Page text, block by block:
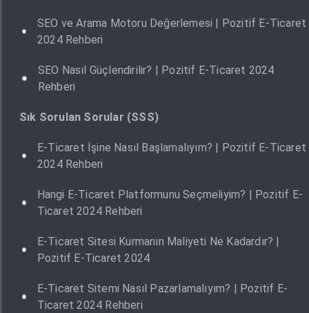
SEO ve Arama Motoru Değerlemesi | Pozitif E-Ticaret
2024 Rehberi
SEO Nasıl Güçlendirilir? | Pozitif E-Ticaret 2024
Rehberi
Sık Sorulan Sorular (SSS)
E-Ticaret İşine Nasıl Başlamalıyım? | Pozitif E-Ticaret
2024 Rehberi
Hangi E-Ticaret Platformunu Seçmeliyim? | Pozitif E-
Ticaret 2024 Rehberi
E-Ticaret Sitesi Kurmanın Maliyeti Ne Kadardır? |
Pozitif E-Ticaret 2024
E-Ticaret Sitemi Nasıl Pazarlamalıyım? | Pozitif E-
Ticaret 2024 Rehberi